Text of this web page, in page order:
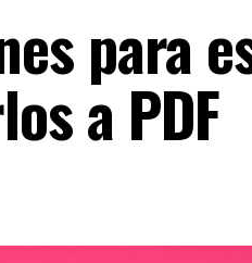
para
a PDF